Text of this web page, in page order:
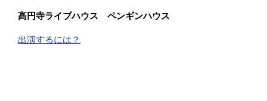
高円寺ライブハウス ペンギンハウス
出演するには？